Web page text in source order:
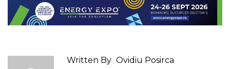
Written By Ovidiu Posirca